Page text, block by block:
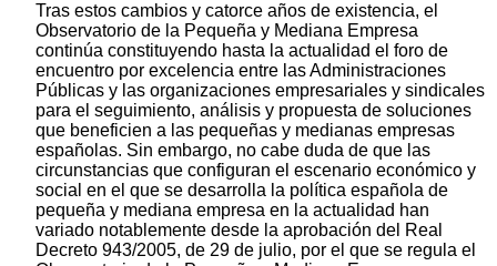
Tras estos cambios y catorce años de existencia, el
Observatorio de la Pequeña y Mediana Empresa
continúa constituyendo hasta la actualidad el foro de
encuentro por excelencia entre las Administraciones
Públicas y las organizaciones empresariales y sindicales
para el seguimiento, análisis y propuesta de soluciones
que beneficien a las pequeñas y medianas empresas
españolas. Sin embargo, no cabe duda de que las
circunstancias que configuran el escenario económico y
social en el que se desarrolla la política española de
pequeña y mediana empresa en la actualidad han
variado notablemente desde la aprobación del Real
Decreto 943/2005, de 29 de julio, por el que se regula el